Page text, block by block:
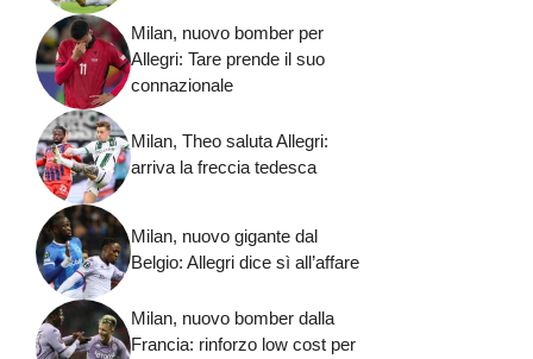
Milan, nuovo bomber per
Allegri: Tare prende il suo
connazionale
Milan, Theo saluta Allegri:
arriva la freccia tedesca
Milan, nuovo gigante dal
Belgio: Allegri dice sì all’affare
Milan, nuovo bomber dalla
Francia: rinforzo low cost per